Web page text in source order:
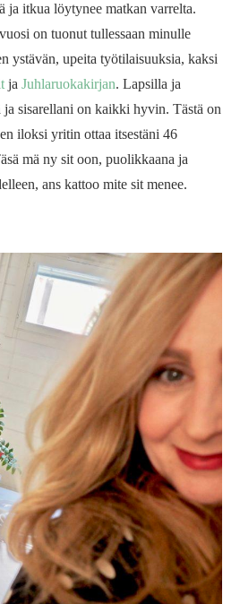
ja itkua löytynee matkan varrelta.
on tuonut tullessaan minulle
ystävän, upeita työtilaisuuksia, kaksi
ja Juhlaruokakirjan. Lapsilla ja
ja sisarellani on kaikki hyvin. Tästä on
iloksi yritin ottaa itsestäni 46
mä ny sit oon, puolikkaana ja
ans kattoo mite sit menee.